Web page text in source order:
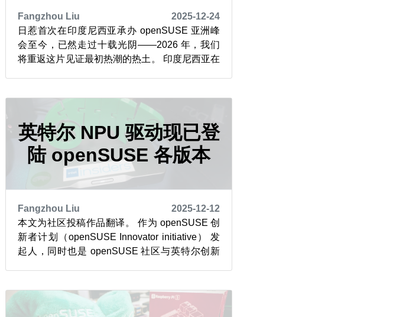
Fangzhou Liu
2025-12-24
日惹首次在印度尼西亚承办 openSUSE 亚洲峰
会至今，已然走过十载光阴——2026 年，我们
将重返这片见证最初热潮的热土。 印度尼西亚在
年，峰会再度在巴厘岛成功举办，为社区呈上了
一场难忘的盛会 若想重温 2016 年日...
英特尔 NPU 驱动现已登
陆 openSUSE 各版本
Fangzhou Liu
2025-12-12
本文为社区投稿作品翻译。 作为 openSUSE 创
新者计划（openSUSE Innovator initiative） 发
起人，同时也是 openSUSE 社区与英特尔创新
经网络处理单元（NPU）设备的问世，在无需依
赖专用图形处理...